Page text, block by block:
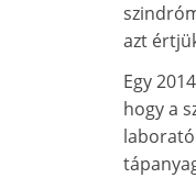
azt
Egy
hogy a